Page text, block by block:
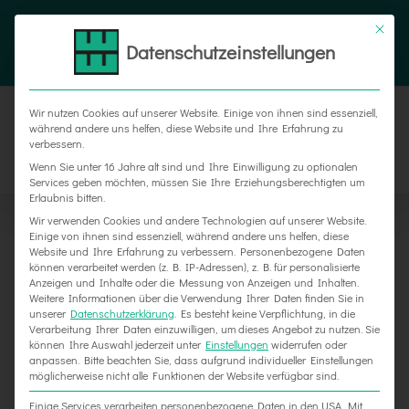
Zum
FacebookInstagram
Xing
120 Messestände auf Eurotier und Cosmetica
Datenschutzeinstellungen
Wir nutzen Cookies auf unserer Website. Einige von ihnen sind essenziell,
während andere uns helfen, diese Website und Ihre Erfahrung zu
verbessern.
Wenn Sie unter 16 Jahre alt sind und Ihre Einwilligung zu optionalen
Services geben möchten, müssen Sie Ihre Erziehungsberechtigten um
Erlaubnis bitten.
Wir verwenden Cookies und andere Technologien auf unserer Website.
Einige von ihnen sind essenziell, während andere uns helfen, diese
Website und Ihre Erfahrung zu verbessern. Personenbezogene Daten
können verarbeitet werden (z. B. IP-Adressen), z. B. für personalisierte
Anzeigen und Inhalte oder die Messung von Anzeigen und Inhalten.
Weitere Informationen über die Verwendung Ihrer Daten finden Sie in
unserer Datenschutzerklärung Es besteht keine Verpflichtung, in die
Verarbeitung Ihrer Daten einzuwilligen, um dieses Angebot zu nutzen. Sie
können Ihre Auswahl jederzeit unter Einstellungen widerrufen oder
anpassen. Bitte beachten Sie, dass aufgrund individueller Einstellungen
möglicherweise nicht alle Funktionen der Website verfügbar sind.
Einige Services verarbeiten personenbezogene Daten in den USA. Mit